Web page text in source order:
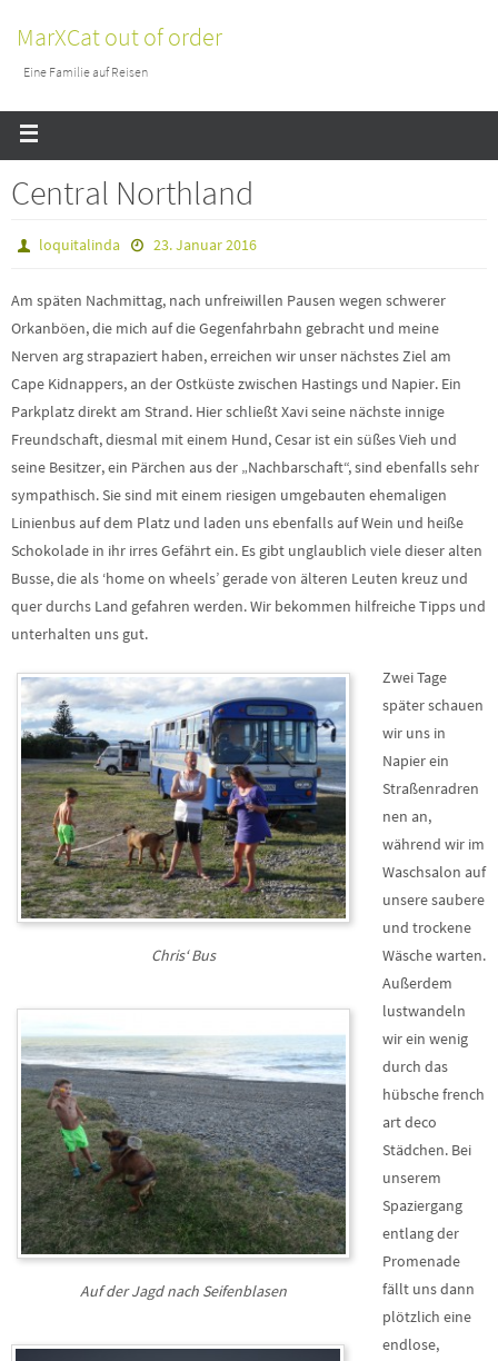
MarXCat out of order
Eine Familie auf Reisen
Central Northland
loquitalinda 23. Januar 2016
Am späten Nachmittag, nach unfreiwillen Pausen wegen schwerer
Orkanböen, die mich auf die Gegenfahrbahn gebracht und meine
Nerven arg strapaziert haben, erreichen wir unser nächstes Ziel am
Cape Kidnappers, an der Ostküste zwischen Hastings und Napier. Ein
Parkplatz direkt am Strand. Hier schließt Xavi seine nächste innige
Freundschaft, diesmal mit einem Hund, Cesar ist ein süßes Vieh und
seine Besitzer, ein Pärchen aus der „Nachbarschaft“, sind ebenfalls sehr
sympathisch. Sie sind mit einem riesigen umgebauten ehemaligen
Linienbus auf dem Platz und laden uns ebenfalls auf Wein und heiße
Schokolade in ihr irres Gefährt ein. Es gibt unglaublich viele dieser alten
Busse, die als ‘home on wheels’ gerade von älteren Leuten kreuz und
quer durchs Land gefahren werden. Wir bekommen hilfreiche Tipps und
unterhalten uns gut.
Chris‘ Bus
Auf der Jagd nach Seifenblasen
Zwei Tage
später schauen
wir uns in
Napier ein
Straßenradren
nen an,
während wir im
Waschsalon auf
unsere saubere
und trockene
Wäsche warten.
Außerdem
lustwandeln
wir ein wenig
durch das
hübsche french
art deco
Städchen. Bei
unserem
Spaziergang
entlang der
Promenade
fällt uns dann
plötzlich eine
endlose,